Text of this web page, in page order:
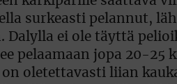
surkeasti pelannut,
Dalylla ei ole täyttä
pelaamaan jopa 20-25
oletettavasti liian